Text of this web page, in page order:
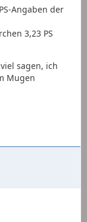
Angaben der
3,23 PS
sagen, ich
Mugen